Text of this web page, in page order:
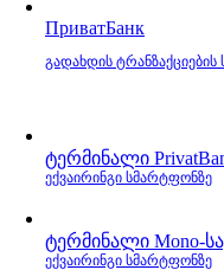
ПриватБанк
გადახდის ტრანზაქციების
ტერმინალი
ექვაირინგი სმარტფონზე
ტერმინალი
ექვაირინგი სმარტფონზე